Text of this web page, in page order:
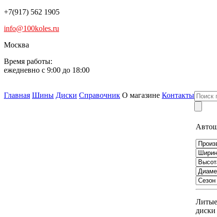
+7(917) 562 1905
info@100koles.ru
Москва
Время работы:
ежедневно с 9:00 до 18:00
Главная Шины Диски Справочник О магазине Контакты
Литые
диски